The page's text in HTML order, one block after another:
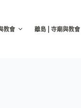
教會 離島 | 寺廟與教會